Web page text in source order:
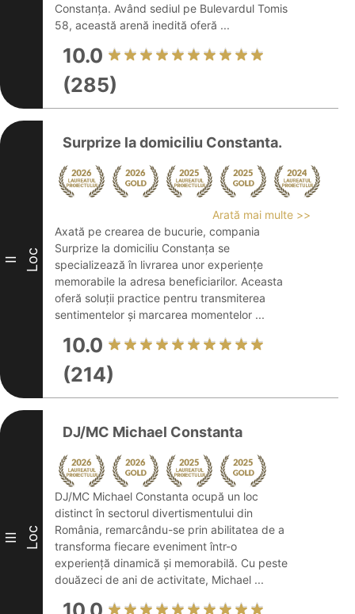
Constanța. Având sediul pe Bulevardul Tomis
58, această arenă inedită oferă ...
10.0
(285)
II Loc
Surprize la domiciliu Constanta.
Arată mai multe >>
Axată pe crearea de bucurie, compania
Surprize la domiciliu Constanța se
specializează în livrarea unor experiențe
memorabile la adresa beneficiarilor. Aceasta
oferă soluții practice pentru transmiterea
sentimentelor și marcarea momentelor ...
10.0
(214)
III Loc
DJ/MC Michael Constanta
DJ/MC Michael Constanta ocupă un loc
distinct în sectorul divertismentului din
România, remarcându-se prin abilitatea de a
transforma fiecare eveniment într-o
experiență dinamică și memorabilă. Cu peste
douăzeci de ani de activitate, Michael ...